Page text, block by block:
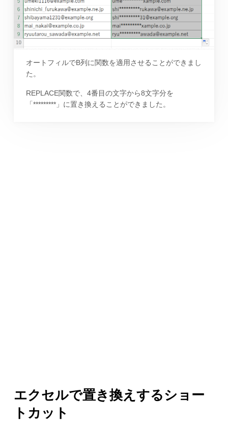
オートフィルでB列に関数を適用させることができまし
た。
REPLACE関数で、4番目の文字から8文字分を
「*********」に置き換えることができました。
エクセルで置き換えするショー
トカット